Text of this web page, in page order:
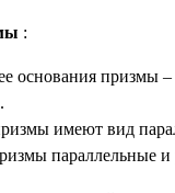
:
основания призмы –
имеют вид
параллельные